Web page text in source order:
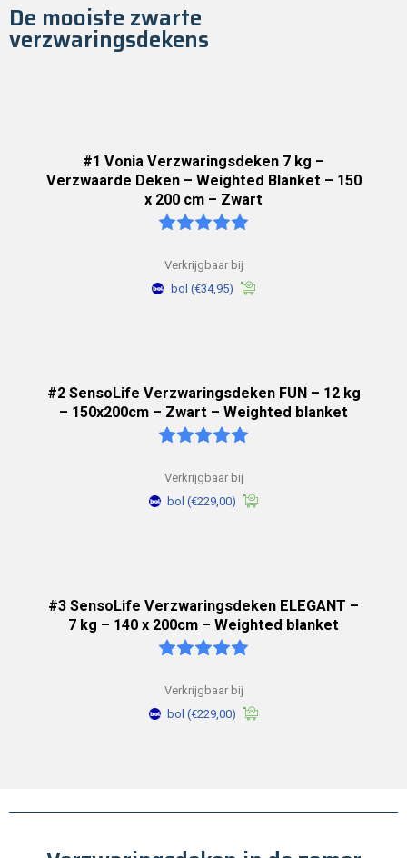
De mooiste zwarte
verzwaringsdekens
#1 Vonia Verzwaringsdeken 7 kg –
Verzwaarde Deken – Weighted Blanket – 150
x 200 cm – Zwart
Verkrijgbaar bij
bol (€34,95)
#2 SensoLife Verzwaringsdeken FUN – 12 kg
– 150x200cm – Zwart – Weighted blanket
Verkrijgbaar bij
bol (€229,00)
#3 SensoLife Verzwaringsdeken ELEGANT –
7 kg – 140 x 200cm – Weighted blanket
Verkrijgbaar bij
bol (€229,00)